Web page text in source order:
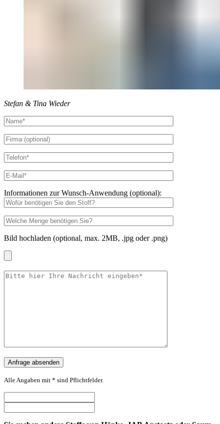
Stefan & Tina Wieder
Informationen zur Wunsch-Anwendung (optional):
Bild hochladen (optional, max. 2MB, .jpg oder .png)
Alle Angaben mit * sind Pflichtfelder.